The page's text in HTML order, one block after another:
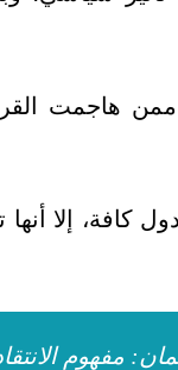
ممن هاجمت
إلا أنها
مفهوم